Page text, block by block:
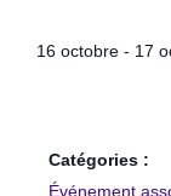
16 octobre - 17
Catégories :
Événement